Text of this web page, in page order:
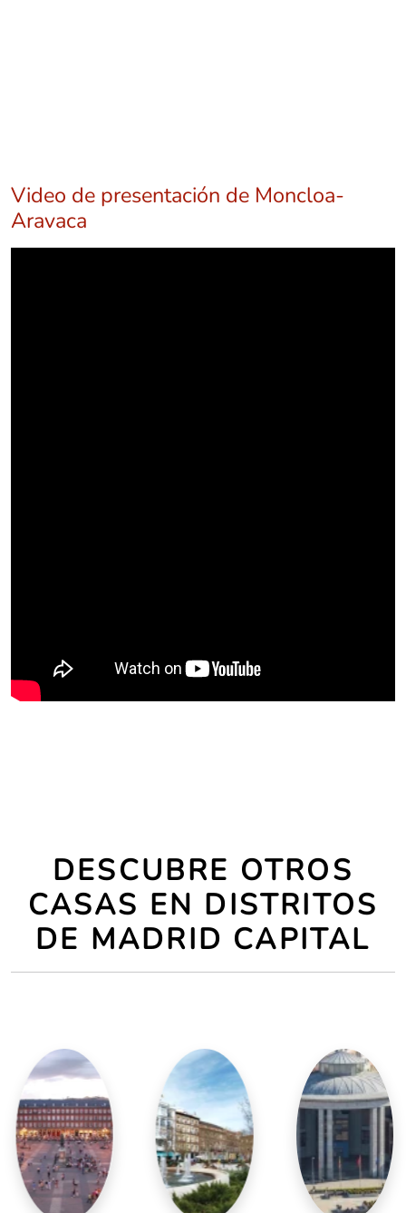
Video de presentación de Moncloa-
Aravaca
DESCUBRE OTROS
CASAS EN DISTRITOS
DE MADRID CAPITAL